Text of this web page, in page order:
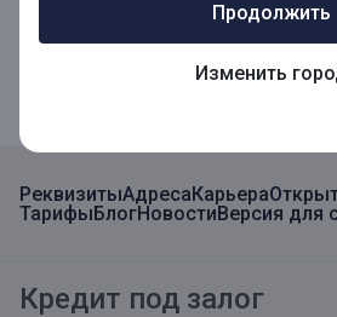
Продолжить
Изменить
РеквизитыАдресаКарьера
ТарифыБлогНовостиВерсия для
Кредит под залог
Мобильное приложение